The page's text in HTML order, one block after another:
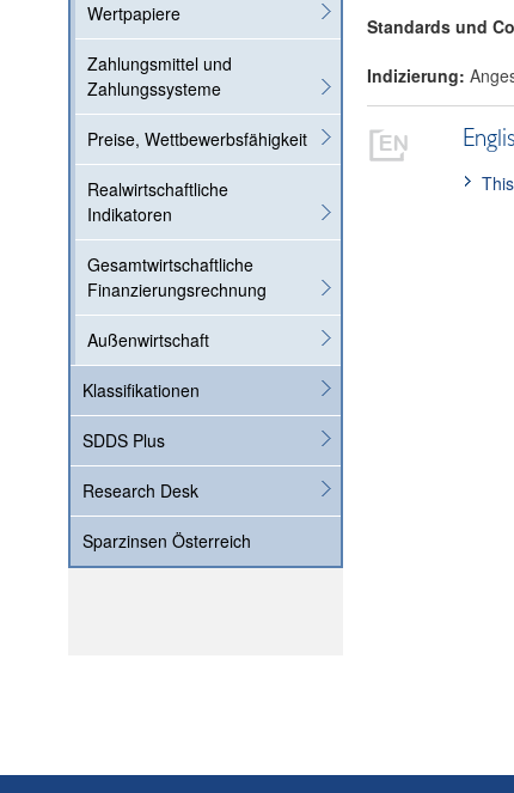
Wertpapiere
Zahlungsmittel und
Zahlungssysteme
Preise, Wettbewerbsfähigkeit
Realwirtschaftliche
Indikatoren
Gesamtwirtschaftliche
Finanzierungsrechnung
Außenwirtschaft
Klassifikationen
SDDS Plus
Research Desk
Sparzinsen Österreich
Standards und
Indizierung: